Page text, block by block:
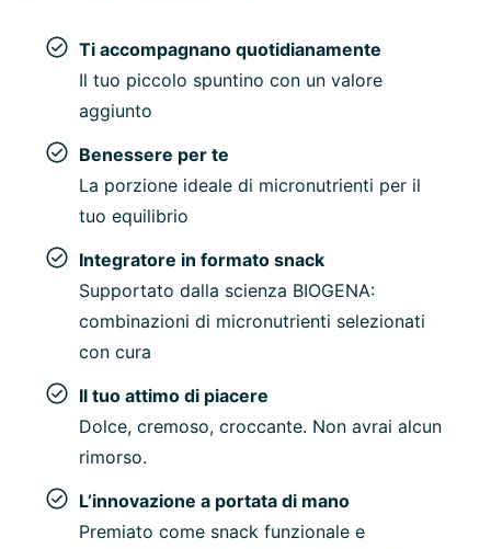
Ti accompagnano quotidianamente
Il tuo piccolo spuntino con un valore
aggiunto
Benessere per te
La porzione ideale di micronutrienti per il
tuo equilibrio
Integratore in formato snack
Supportato dalla scienza BIOGENA:
combinazioni di micronutrienti selezionati
con cura
Il tuo attimo di piacere
Dolce, cremoso, croccante. Non avrai alcun
rimorso.
L’innovazione a portata di mano
Premiato come snack funzionale e